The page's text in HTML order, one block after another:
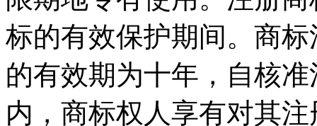
标的有效保护期间。商
的有效期为十年，自核
内，商标权人享有对其